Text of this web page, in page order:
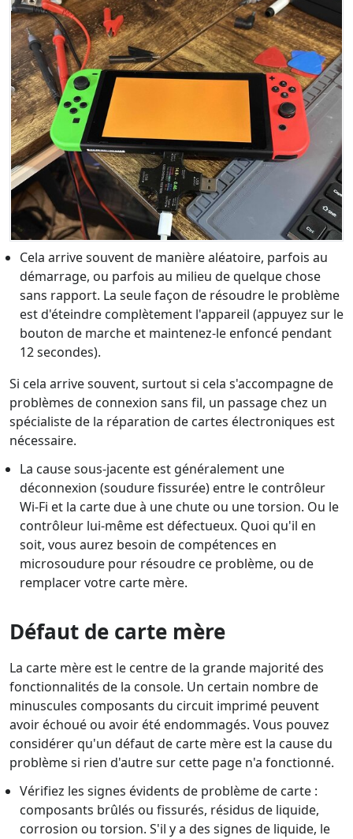
Cela arrive souvent de manière aléatoire, parfois au
démarrage, ou parfois au milieu de quelque chose
sans rapport. La seule façon de résoudre le problème
est d'éteindre complètement l'appareil (appuyez sur le
bouton de marche et maintenez-le enfoncé pendant
12 secondes).
Si cela arrive souvent, surtout si cela s'accompagne de
problèmes de connexion sans fil, un passage chez un
spécialiste de la réparation de cartes électroniques est
nécessaire.
La cause sous-jacente est généralement une
déconnexion (soudure fissurée) entre le contrôleur
Wi-Fi et la carte due à une chute ou une torsion. Ou le
contrôleur lui-même est défectueux. Quoi qu'il en
soit, vous aurez besoin de compétences en
microsoudure pour résoudre ce problème, ou de
remplacer votre carte mère.
Défaut de carte mère
La carte mère est le centre de la grande majorité des
fonctionnalités de la console. Un certain nombre de
minuscules composants du circuit imprimé peuvent
avoir échoué ou avoir été endommagés. Vous pouvez
considérer qu'un défaut de carte mère est la cause du
problème si rien d'autre sur cette page n'a fonctionné.
Vérifiez les signes évidents de problème de carte :
composants brûlés ou fissurés, résidus de liquide,
corrosion ou torsion. S'il y a des signes de liquide, le